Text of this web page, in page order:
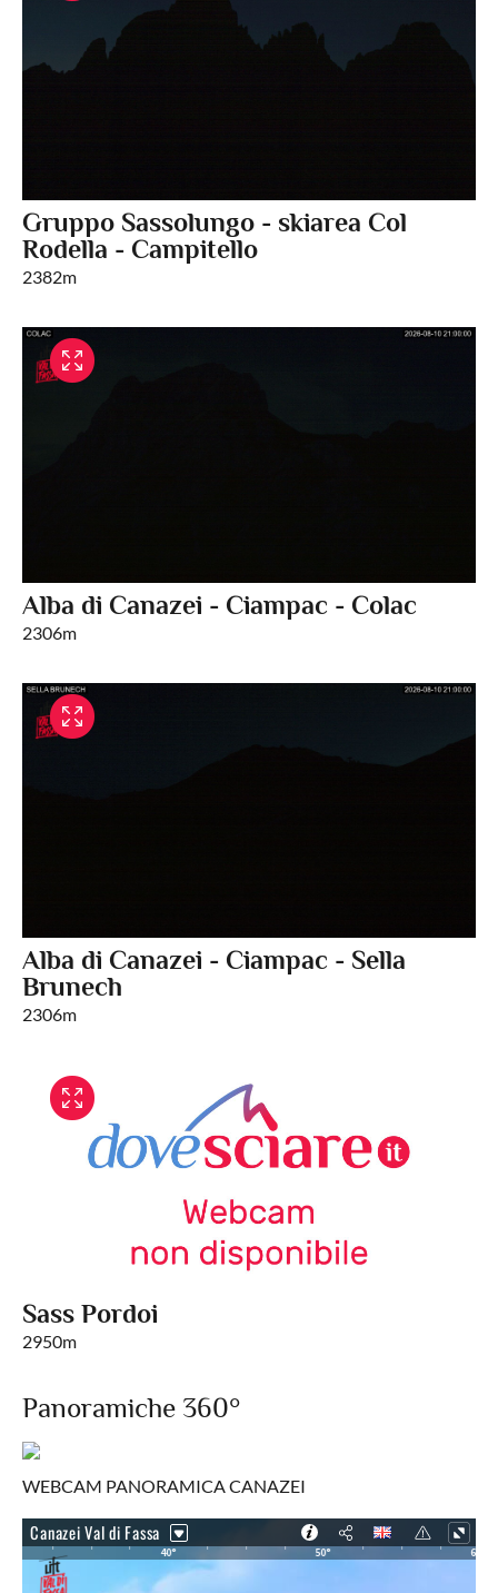
Gruppo Sassolungo - skiarea Col
Rodella - Campitello
2382m
Alba di Canazei - Ciampac - Colac
2306m
Alba di Canazei - Ciampac - Sella
Brunech
2306m
Sass Pordoi
2950m
Panoramiche 360°
WEBCAM PANORAMICA CANAZEI